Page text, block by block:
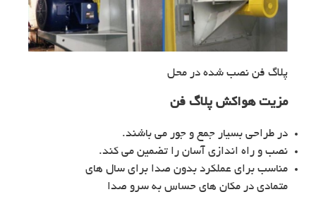
پلاگ فن نصب شده در محل
مزیت هواکش پلاگ فن
در طراحی بسیار جمع و جور می باشند.
نصب و راه اندازی آسان را تضمین می کند.
مناسب برای عملکرد بدون صدا برای سال های
متمادی در مکان های حساس به سرو صدا